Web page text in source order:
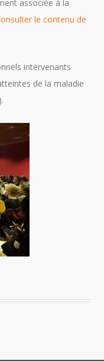
associée à la
le contenu de
intervenants
de la maladie
).